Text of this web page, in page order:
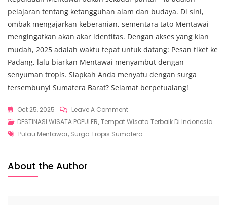
pelajaran tentang ketangguhan alam dan budaya. Di sini,
ombak mengajarkan keberanian, sementara tato Mentawai
mengingatkan akan akar identitas. Dengan akses yang kian
mudah, 2025 adalah waktu tepat untuk datang: Pesan tiket ke
Padang, lalu biarkan Mentawai menyambut dengan
senyuman tropis. Siapkah Anda menyatu dengan surga
tersembunyi Sumatera Barat? Selamat berpetualang!
Oct 25, 2025 Leave A CommentOn
Pulau
Mentawai,
DESTINASI WISATA POPULER,Tempat Wisata Terbaik Di Indonesia
Tags
Pulau Mentawai, Surga Tropis Sumatera
About the Author